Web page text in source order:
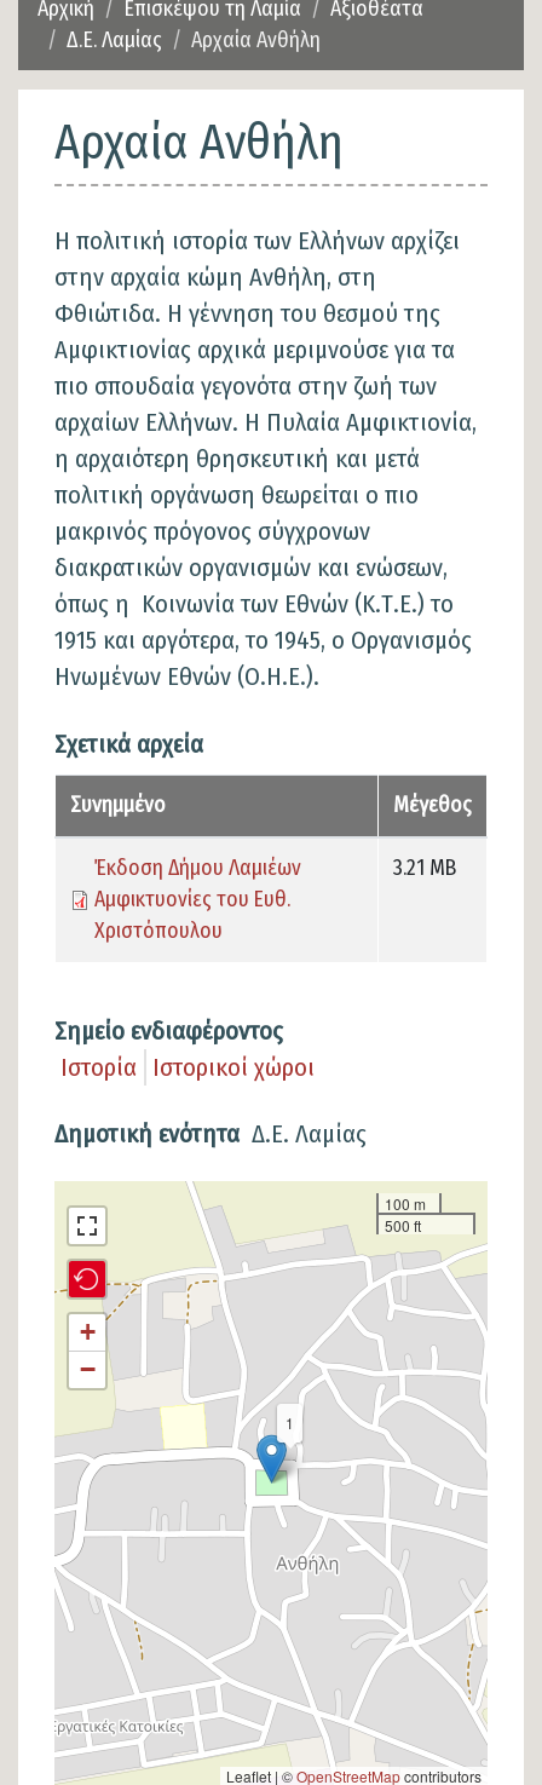
Αρχική Επισκέψου τη Λαμία
Αξιοθέατα
Δ.Ε. Λαμίας
Αρχαία Ανθήλη
Αρχαία Ανθήλη
Η πολιτική ιστορία των Ελλήνων αρχίζει
στην αρχαία κώμη Ανθήλη, στη
Φθιώτιδα. Η γέννηση του θεσμού της
Αμφικτιονίας αρχικά μεριμνούσε για τα
πιο σπουδαία γεγονότα στην ζωή των
αρχαίων Ελλήνων. Η Πυλαία Αμφικτιονία,
η αρχαιότερη θρησκευτική και μετά
πολιτική οργάνωση θεωρείται ο πιο
μακρινός πρόγονος σύγχρονων
διακρατικών οργανισμών και ενώσεων,
όπως η Κοινωνία των Εθνών (Κ.Τ.Ε.) το
1915 και αργότερα, το 1945, ο Οργανισμός
Ηνωμένων Εθνών (Ο.Η.Ε.).
Σχετικά αρχεία
Αρχείο
Συνημμένο Μέγεθος
Έκδοση Δήμου Λαμιέων
Αμφικτυονίες του Ευθ.
Χριστόπουλου
3.21 MB
Σημείο ενδιαφέροντος
Ιστορία
Ιστορικοί χώροι
Δημοτική ενότητα Δ.Ε. Λαμίας
Σημείο
στον
χάρτη
1
+
−
100 m
500 ft
Leaflet | ©OpenStreetMapcontributors